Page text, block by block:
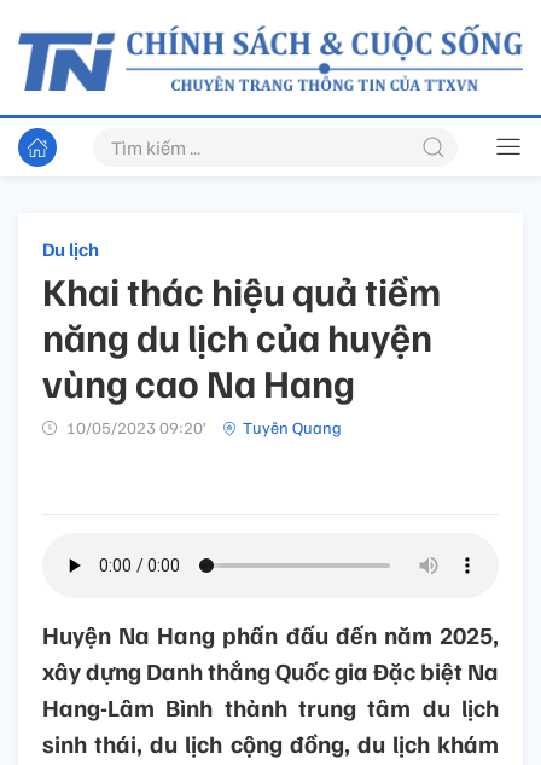
Du lịch
Khai thác hiệu quả tiềm
năng du lịch của huyện
vùng cao Na Hang
10/05/2023 09:20’ Tuyên Quang
Huyện Na Hang phấn đấu đến năm 2025,
xây dựng Danh thắng Quốc gia Đặc biệt Na
Hang-Lâm Bình thành trung tâm du lịch
sinh thái, du lịch cộng đồng, du lịch khám